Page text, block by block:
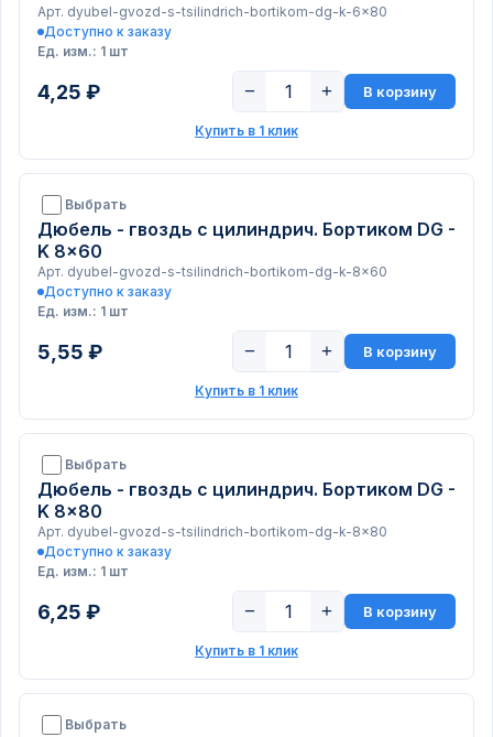
Арт. dyubel-gvozd-s-tsilindrich-bortikom-dg-k-6x80
Доступно к заказу
Ед. изм.: 1 шт
4,25 ₽ − + В корзину
Купить в 1 клик
Выбрать
Дюбель - гвоздь с цилиндрич. Бортиком DG -
K 8x60
Арт. dyubel-gvozd-s-tsilindrich-bortikom-dg-k-8x60
Доступно к заказу
Ед. изм.: 1 шт
5,55 ₽ − + В корзину
Купить в 1 клик
Выбрать
Дюбель - гвоздь с цилиндрич. Бортиком DG -
K 8x80
Арт. dyubel-gvozd-s-tsilindrich-bortikom-dg-k-8x80
Доступно к заказу
Ед. изм.: 1 шт
6,25 ₽ − + В корзину
Купить в 1 клик
Выбрать